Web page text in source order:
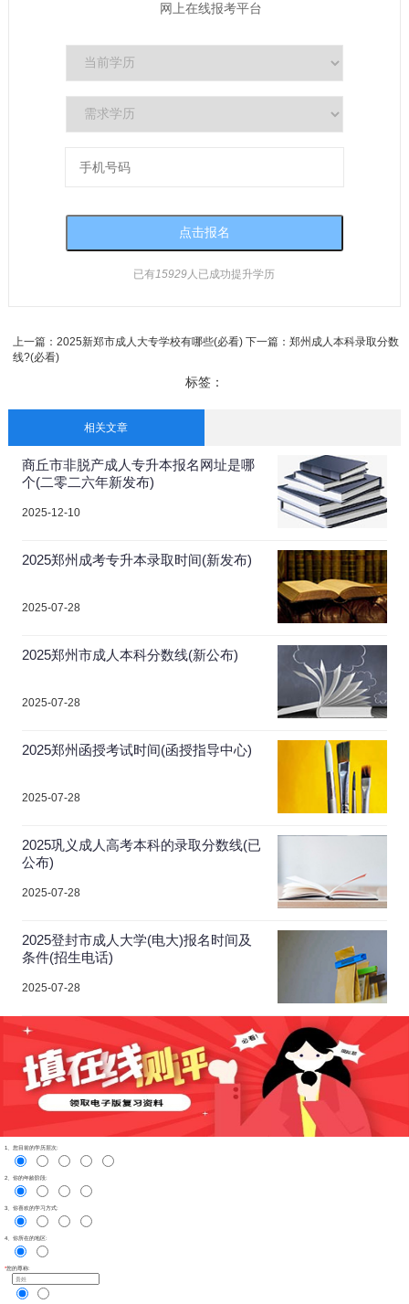
网上在线报考平台
已有15929人已成功提升学历
上一篇： 2025新郑市成人大专学校有哪些(必看)下一篇： 郑州成人本科录取分数
线?(必看)
标签：
相关文章
商丘市非脱产成人专升本报名网址是哪
个(二零二六年新发布)
2025-12-10
2025郑州成考专升本录取时间(新发布)
2025-07-28
2025郑州市成人本科分数线(新公布)
2025-07-28
2025郑州函授考试时间(函授指导中心)
2025-07-28
2025巩义成人高考本科的录取分数线(已
公布)
2025-07-28
2025登封市成人大学(电大)报名时间及
条件(招生电话)
2025-07-28
1、您目前的学历层次:
2、你的年龄阶段:
3、你喜欢的学习方式:
4、你所在的地区:
*您的尊称: